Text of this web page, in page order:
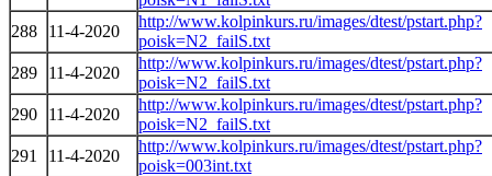
288
11-4-2020
http://www.kolpinkurs.ru/images/dtest/pstart.php?
poisk=N2_failS.txt
289
11-4-2020
http://www.kolpinkurs.ru/images/dtest/pstart.php?
poisk=N2_failS.txt
290
11-4-2020
http://www.kolpinkurs.ru/images/dtest/pstart.php?
poisk=N2_failS.txt
291
11-4-2020
http://www.kolpinkurs.ru/images/dtest/pstart.php?
poisk=003int.txt